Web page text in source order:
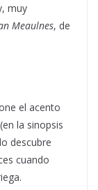
muy
Meaulnes, de
el acento
la sinopsis
descubre
cuando